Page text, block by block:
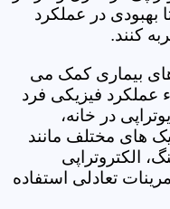
بهبودی در عملکرد
کنند.
های بیماری کمک می
عملکرد فیزیکی فرد
در خانه،
های مختلف مانند
الکتروتراپی
تعادلی استفاده